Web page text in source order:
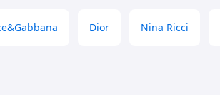
Dior Nina Ricci